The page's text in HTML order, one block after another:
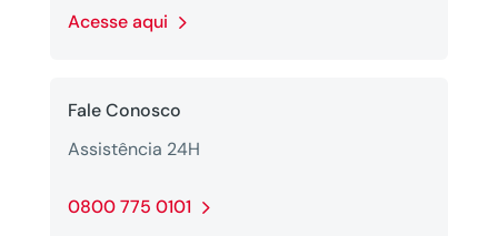
Acesse aqui
Fale Conosco
Assistência 24H
0800 775 0101